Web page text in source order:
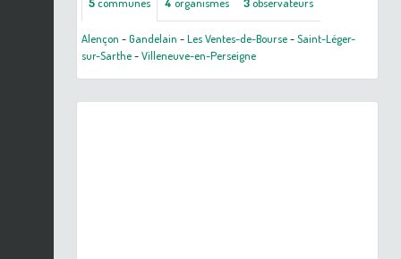
5communes 4 organismes 3observateurs
Alençon -Gandelain -Les Ventes-de-Bourse-Saint-Léger-
sur-Sarthe-Villeneuve-en-Perseigne